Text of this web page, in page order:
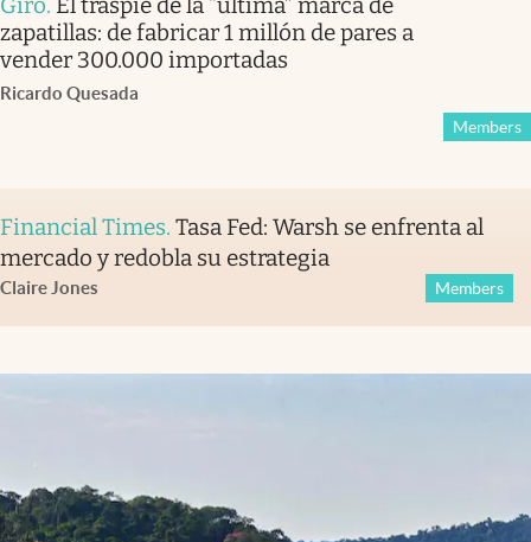
Giro. El traspié de la “última” marca de
zapatillas: de fabricar 1 millón de pares a
vender 300.000 importadas
Ricardo Quesada
Members
Financial Times. Tasa Fed: Warsh se enfrenta al
mercado y redobla su estrategia
Claire Jones Members